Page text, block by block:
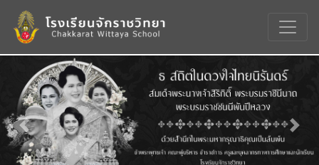
Previous Next